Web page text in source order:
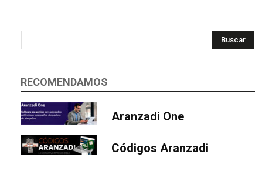
Buscar
RECOMENDAMOS
Aranzadi One
Códigos Aranzadi